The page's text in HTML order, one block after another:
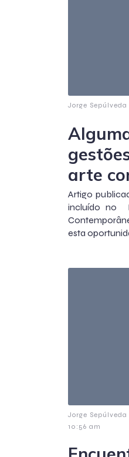
Jorge
arte
Artigo
incluído no
esta
Jorge
10:56 am